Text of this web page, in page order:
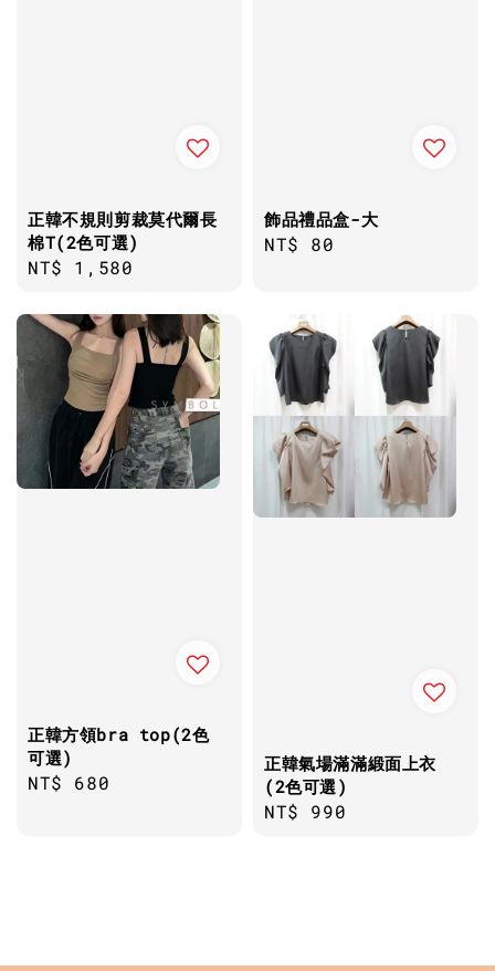
正韓不規則剪裁莫代爾長
棉T(2色可選)
Regular
NT$ 1,580
飾品禮品盒-大
Regular
NT$ 80
正韓方領bra top(2色
可選)
Regular
NT$ 680
正韓氣場滿滿緞面上衣
(2色可選)
Regular
NT$ 990